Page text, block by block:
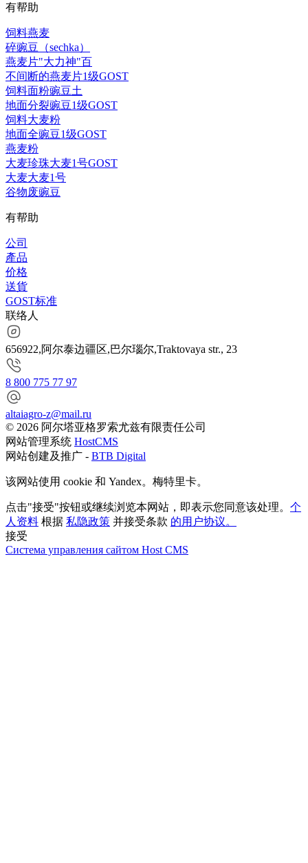
有帮助
饲料燕麦
碎豌豆（sechka）
燕麦片"大力神"百
不间断的燕麦片1级GOST
饲料面粉豌豆土
地面分裂豌豆1级GOST
饲料大麦粉
地面全豌豆1级GOST
燕麦粉
大麦珍珠大麦1号GOST
大麦大麦1号
谷物废豌豆
有帮助
公司
產品
价格
送貨
GOST标准
联络人
656922,阿尔泰边疆区,巴尔瑙尔,Traktovaya str., 23
8 800 775 77 97
altaiagro-z@mail.ru
© 2026 阿尔塔亚格罗索尤兹有限责任公司
网站管理系统 HostCMS
网站创建及推广 - BTB Digital
该网站使用 cookie 和 Yandex。梅特里卡。
点击"接受"按钮或继续浏览本网站，即表示您同意该处理。 个
人资料 根据 私隐政策 并接受条款 的用户协议。
接受
Система управления сайтом Host CMS